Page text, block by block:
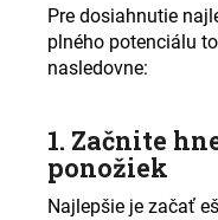
Pre dosiahnutie
plného potenciálu
nasledovne:
1. Začnite
ponožiek
Najlepšie je začať